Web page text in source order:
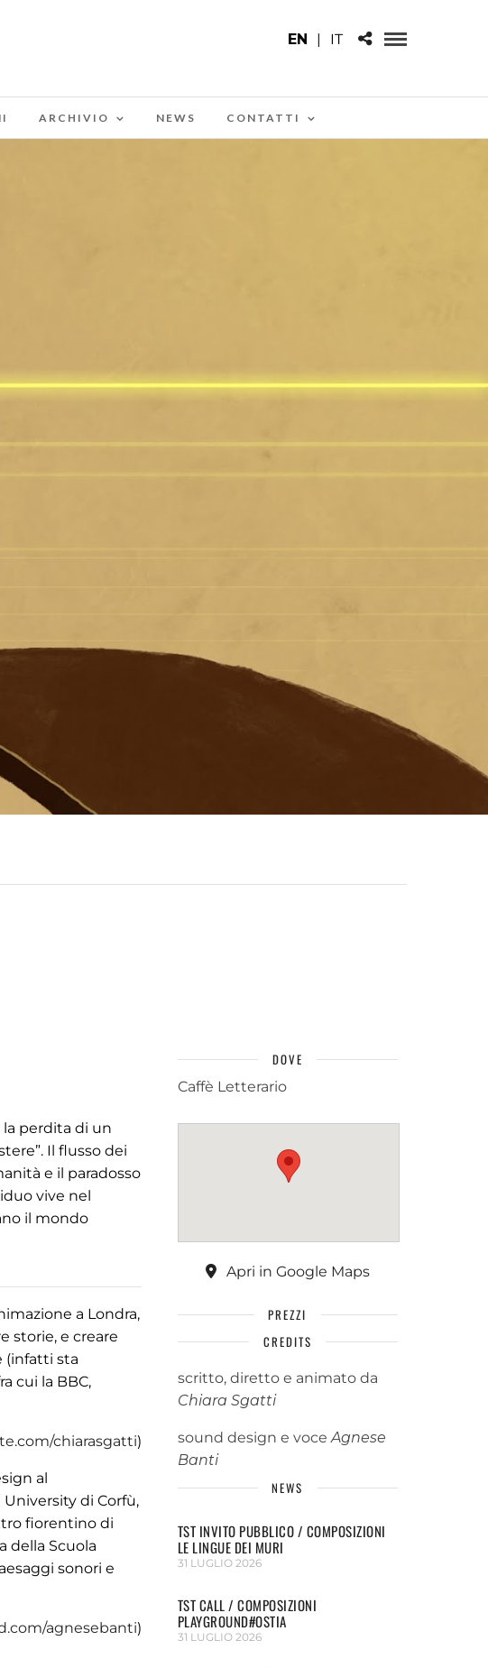
EN | IT
ARCHIVIO NEWS CONTATTI
perdita di un
Il flusso dei
e il paradosso
vive nel
il mondo
a Londra,
storie, e creare
(infatti sta
cui la BBC,
chiarasgatti)
al
di Corfù,
fiorentino di
della Scuola
sonori e
agnesebanti)
DOVE
Caffè Letterario
Apri in Google Maps
PREZZI
CREDITS
scritto, diretto e animato da
Chiara Sgatti
sound design e voceAgnese
Banti
NEWS
TST INVITO PUBBLICO / COMPOSIZIONI
LE LINGUE DEI MURI
31 LUGLIO 2026
TST CALL / COMPOSIZIONI
PLAYGROUND#OSTIA
31 LUGLIO 2026